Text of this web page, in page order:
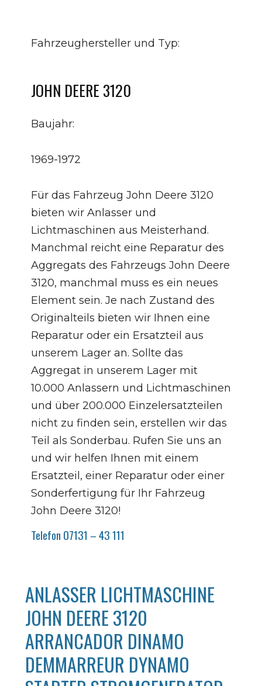
Fahrzeughersteller und Typ:
JOHN DEERE 3120
Baujahr:
1969-1972
Für das Fahrzeug John Deere 3120
bieten wir Anlasser und
Lichtmaschinen aus Meisterhand.
Manchmal reicht eine Reparatur des
Aggregats des Fahrzeugs John Deere
3120, manchmal muss es ein neues
Element sein. Je nach Zustand des
Originalteils bieten wir Ihnen eine
Reparatur oder ein Ersatzteil aus
unserem Lager an. Sollte das
Aggregat in unserem Lager mit
10.000 Anlassern und Lichtmaschinen
und über 200.000 Einzelersatzteilen
nicht zu finden sein, erstellen wir das
Teil als Sonderbau. Rufen Sie uns an
und wir helfen Ihnen mit einem
Ersatzteil, einer Reparatur oder einer
Sonderfertigung für Ihr Fahrzeug
John Deere 3120!
Telefon 07131 – 43 111
ANLASSER LICHTMASCHINE
JOHN DEERE 3120
ARRANCADOR DINAMO
DEMMARREUR DYNAMO